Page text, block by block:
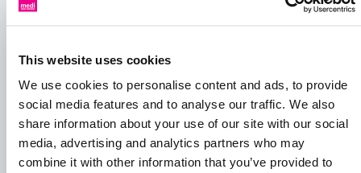
This website uses cookies
We use cookies to personalise content and ads, to provide
social media features and to analyse our traffic. We also
share information about your use of our site with our social
media, advertising and analytics partners who may
combine it with other information that you’ve provided to